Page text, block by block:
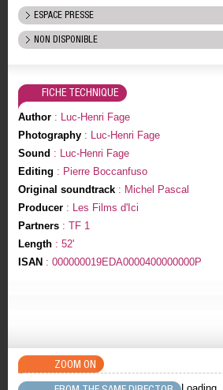
ESPACE PRESSE
NON DISPONIBLE
FICHE TECHNIQUE
Author: Luc-Henri Fage
Photography: Luc-Henri Fage
Sound : Luc-Henri Fage
Editing : Pierre Boccanfuso
Original soundtrack: Michel Pascal
Producer: Les Films d'Ici
Partners: TF 1
Length: 52'
ISAN : 000000019EDA0000400000000P
ZOOM ON